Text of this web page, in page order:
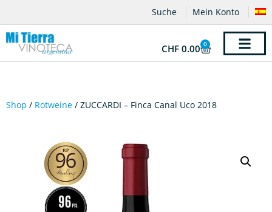
Suche Mein Konto
CHF 0.00 0
Shop / Rotweine / ZUCCARDI – Finca Canal Uco 2018